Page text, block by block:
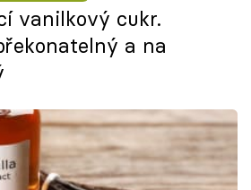
vanilkový cukr.
a na